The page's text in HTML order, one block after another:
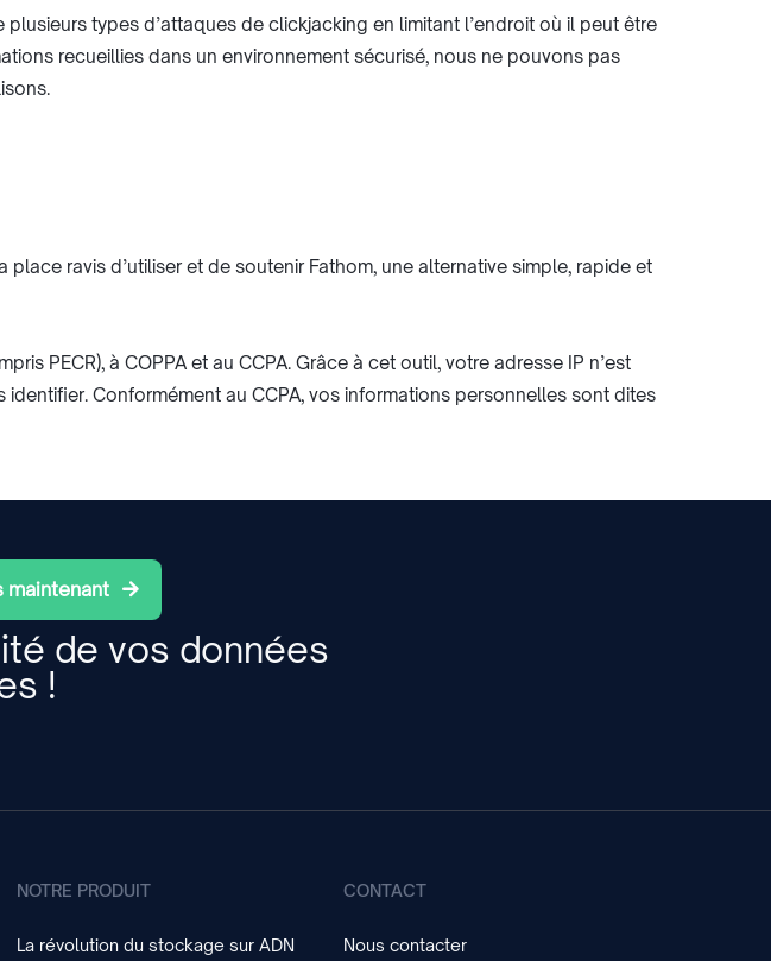
types d’attaques de clickjacking en limitant l’endroit où il peut être
recueillies dans un environnement sécurisé, nous ne pouvons pas
ravis d’utiliser et de soutenir Fathom, une alternative simple, rapide et
PECR), à COPPA et au CCPA. Grâce à cet outil, votre adresse IP n’est
Conformément au CCPA, vos informations personnelles sont dites
maintenant
de vos données
!
NOTRE PRODUIT
La révolution du stockage sur ADN
CONTACT
Nous contacter